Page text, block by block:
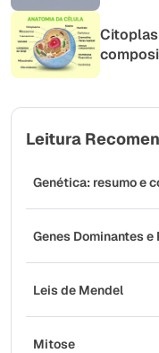
Leitura
Genética: resumo e
Genes Dominantes
Leis de Mendel
Mitose